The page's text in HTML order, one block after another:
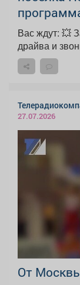
Вас ждут: 💥 Захватывающие эстафеты; 💥 Море
27.07.2026
От